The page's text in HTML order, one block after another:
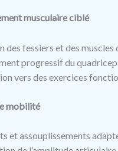
musculaire ciblé
des fessiers et des muscles
progressif du
vers des exercices
mobilité
et assouplissements